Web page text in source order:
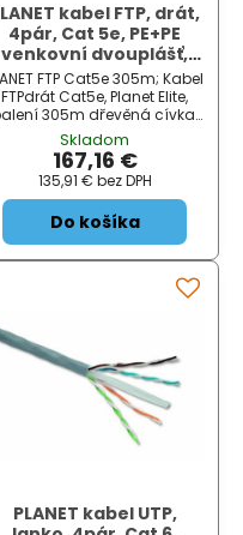
kabel FTP, drát,
4pár, Cat 5e, PE+PE
venkovní dvouplášť,
Elite, Dca (balení
305m)
FTP Cat5e 305m; Kabel
FTPdrát Cat5e, Planet Elite,
305m dřevěná cívka.
Cena za 1 m. Dvouplášťová
izolace vnitřní PE, vnější PE.
je vhodný pro venkovní
instalace a má zesílenou
vnější ochranu. Ro...
Skladom
167,16 €
135,91 € bez DPH
Do košíka
PLANET kabel UTP,